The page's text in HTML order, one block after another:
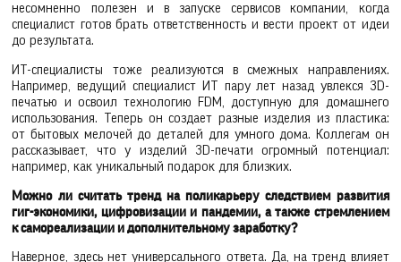
несомненно полезен и в запуске сервисов компании, когда
специалист готов брать ответственность и вести проект от идеи
до результата.
ИТ-специалисты тоже реализуются в смежных направлениях.
Например, ведущий специалист ИТ пару лет назад увлекся 3D-
печатью и освоил технологию FDM, доступную для домашнего
использования. Теперь он создает разные изделия из пластика:
от бытовых мелочей до деталей для умного дома. Коллегам он
рассказывает, что у изделий 3D-печати огромный потенциал:
например, как уникальный подарок для близких.
Можно ли считать тренд на поликарьеру следствием развития
гиг-экономики, цифровизации и пандемии, а также стремлением
к самореализации и дополнительному заработку?
Наверное, здесь нет универсального ответа. Да, на тренд влияет